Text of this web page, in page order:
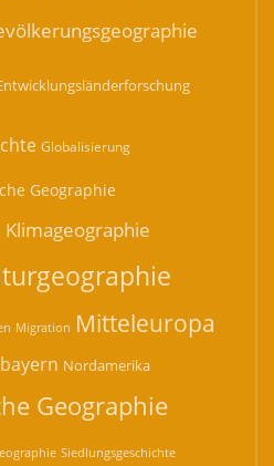
Globalisierung
Geographie
Klimageographie
Migration Mitteleuropa
Nordamerika
Geographie
Siedlungsgeschichte